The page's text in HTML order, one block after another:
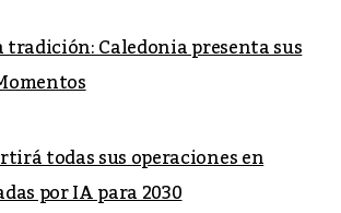
tradición: Caledonia presenta sus
todas sus operaciones en
por IA para 2030